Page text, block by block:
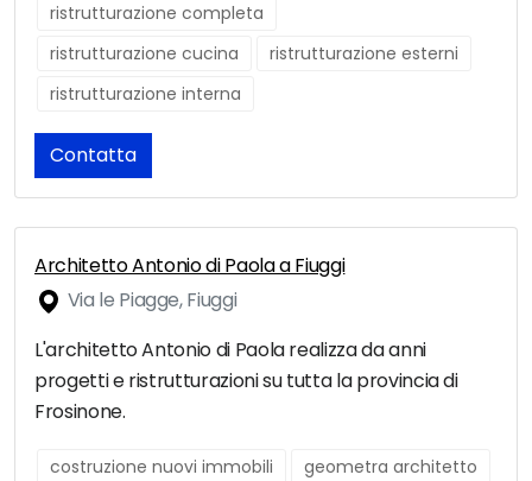
ristrutturazione completa
ristrutturazione cucina
ristrutturazione esterni
ristrutturazione interna
Contatta
Architetto Antonio di Paola a Fiuggi
Via le Piagge, Fiuggi
L'architetto Antonio di Paola realizza da anni
progetti e ristrutturazioni su tutta la provincia di
Frosinone.
costruzione nuovi immobili
geometra architetto